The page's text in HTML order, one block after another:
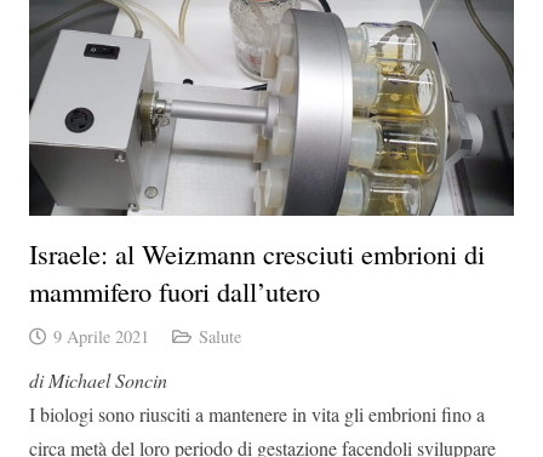
Israele: al Weizmann cresciuti embrioni di
mammifero fuori dall’utero
9 Aprile 2021 Salute
di Michael Soncin
I biologi sono riusciti a mantenere in vita gli embrioni fino a
circa metà del loro periodo di gestazione facendoli sviluppare